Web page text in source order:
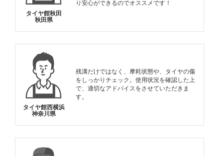
タイヤ館秋田
秋田県
り安心ができるのでオススメです！
タイヤ館西横浜
神奈川県
残溝だけではなく、摩耗状態や、タイヤの傷
をしっかりチェック。使用状況を確認した上
で、適切なアドバイスをさせていただきま
す。